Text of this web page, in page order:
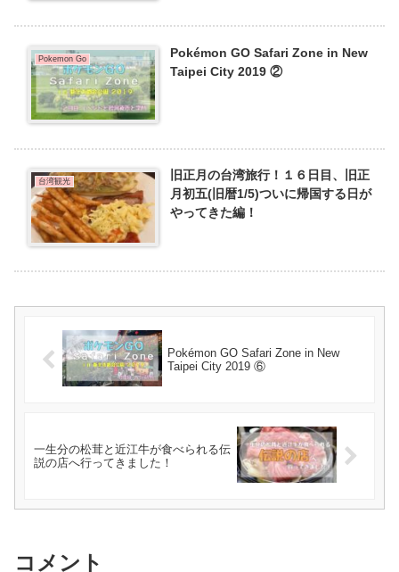
Pokemon Go
Pokémon GO Safari Zone in New
Taipei City 2019 ②
台湾観光
旧正月の台湾旅行！１６日目、旧正
月初五(旧暦1/5)ついに帰国する日が
やってきた編！
Pokémon GO Safari Zone in New
Taipei City 2019 ⑥
一生分の松茸と近江牛が食べられる伝
説の店へ行ってきました！
コメント